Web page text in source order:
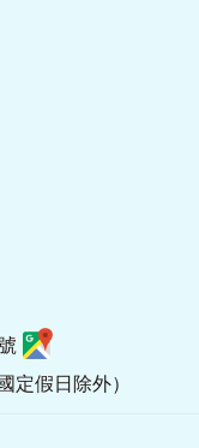
定假日除外）